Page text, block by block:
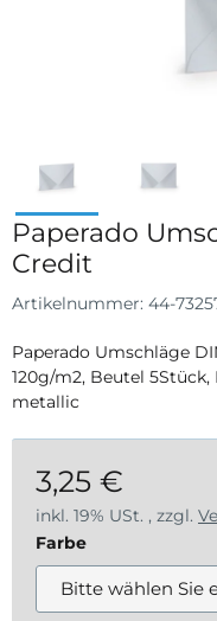
Paperado
Credit
Artikelnummer: 44-
Paperado Umschläge
120g/m2, Beutel 5Stück,
metallic
3,25 €
inkl. 19% USt. , zzgl.
Farbe
Bitte wählen Sie